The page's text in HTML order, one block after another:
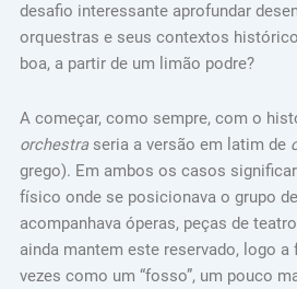
desafio interessante aprofundar
orquestras e seus contextos
boa, a partir de um limão podre?
A começar, como sempre, com o
orchestra seria a versão em latim de
grego). Em ambos os casos
físico onde se posicionava o grupo
acompanhava óperas, peças de
ainda mantem este reservado, logo a
vezes como um “fosso”, um pouco